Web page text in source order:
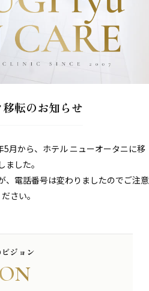
移転のお知らせ
月から、ホテル ニューオータニに移
ました。
、電話番号は変わりましたのでご注意
ださい。
ジョン